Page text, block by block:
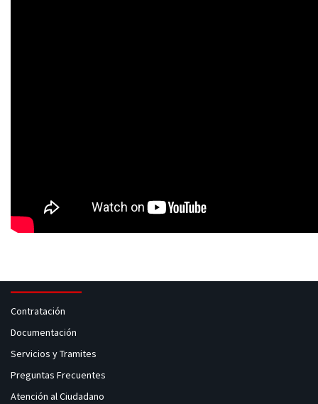
Contratación
Documentación
Servicios y Tramites
Preguntas Frecuentes
Atención al Ciudadano